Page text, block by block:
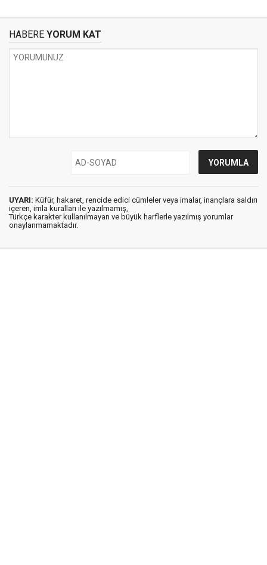
HABERE YORUM KAT
UYARI: Küfür, hakaret, rencide edici cümleler veya imalar, inançlara saldırı
içeren, imla kuralları ile yazılmamış,
Türkçe karakter kullanılmayan ve büyük harflerle yazılmış yorumlar
onaylanmamaktadır.